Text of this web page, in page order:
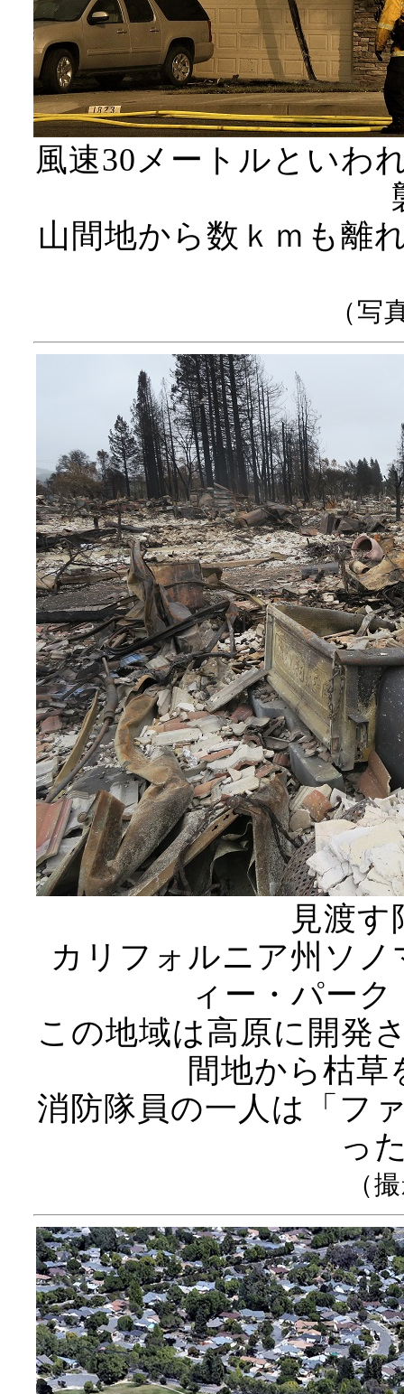
風速30メートルといわ
山間地から数ｋｍも離
（写
見渡
カリフォルニア州ソ
ィー・パーク
この地域は高原に開発
間地から枯
消防隊員の一人は「フ
っ
（